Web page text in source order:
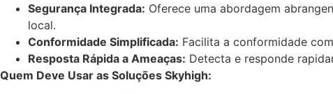
Segurança Integrada: Oferece uma abordagem
local.
Conformidade Simplificada: Facilita a conformidade
Resposta Rápida a Ameaças: Detecta e responde
Quem Deve Usar as Soluções Skyhigh: